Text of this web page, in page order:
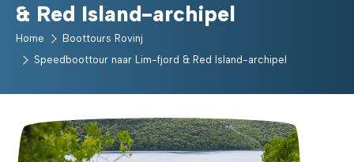
& Red Island-archipel
Home
Boottours Rovinj
Speedboottour naar Lim-fjord & Red Island-archipel